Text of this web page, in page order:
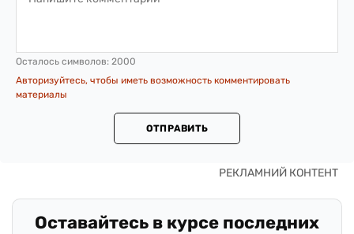
Осталось символов: 2000
Авторизуйтесь, чтобы иметь возможность комментировать
материалы
ОТПРАВИТЬ
Оставайтесь в курсе последних